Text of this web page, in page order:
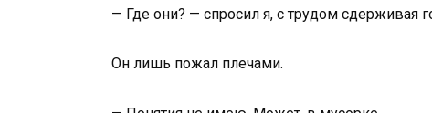
— Где они? — спросил я, с трудом сдерживая
Он лишь пожал плечами.